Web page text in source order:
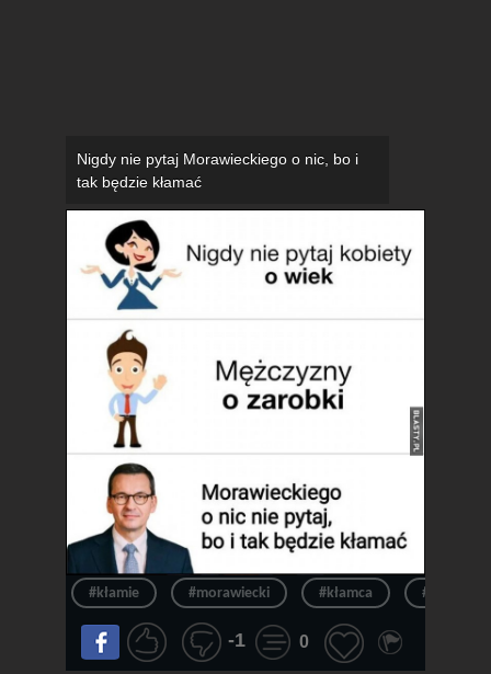
Nigdy nie pytaj Morawieckiego o nic, bo i
tak będzie kłamać
#kłamie #morawiecki #kłamca #pinokio
-1 0